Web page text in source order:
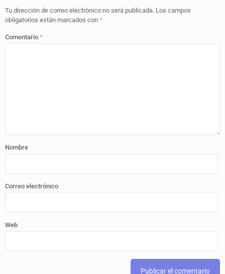
Tu dirección de correo electrónico no será publicada. Los campos
obligatorios están marcados con *
Comentario *
Nombre
Correo electrónico
Web